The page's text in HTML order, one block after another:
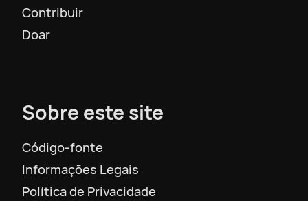
Contribuir
Doar
Sobre este site
Código-fonte
Informações Legais
Política de Privacidade